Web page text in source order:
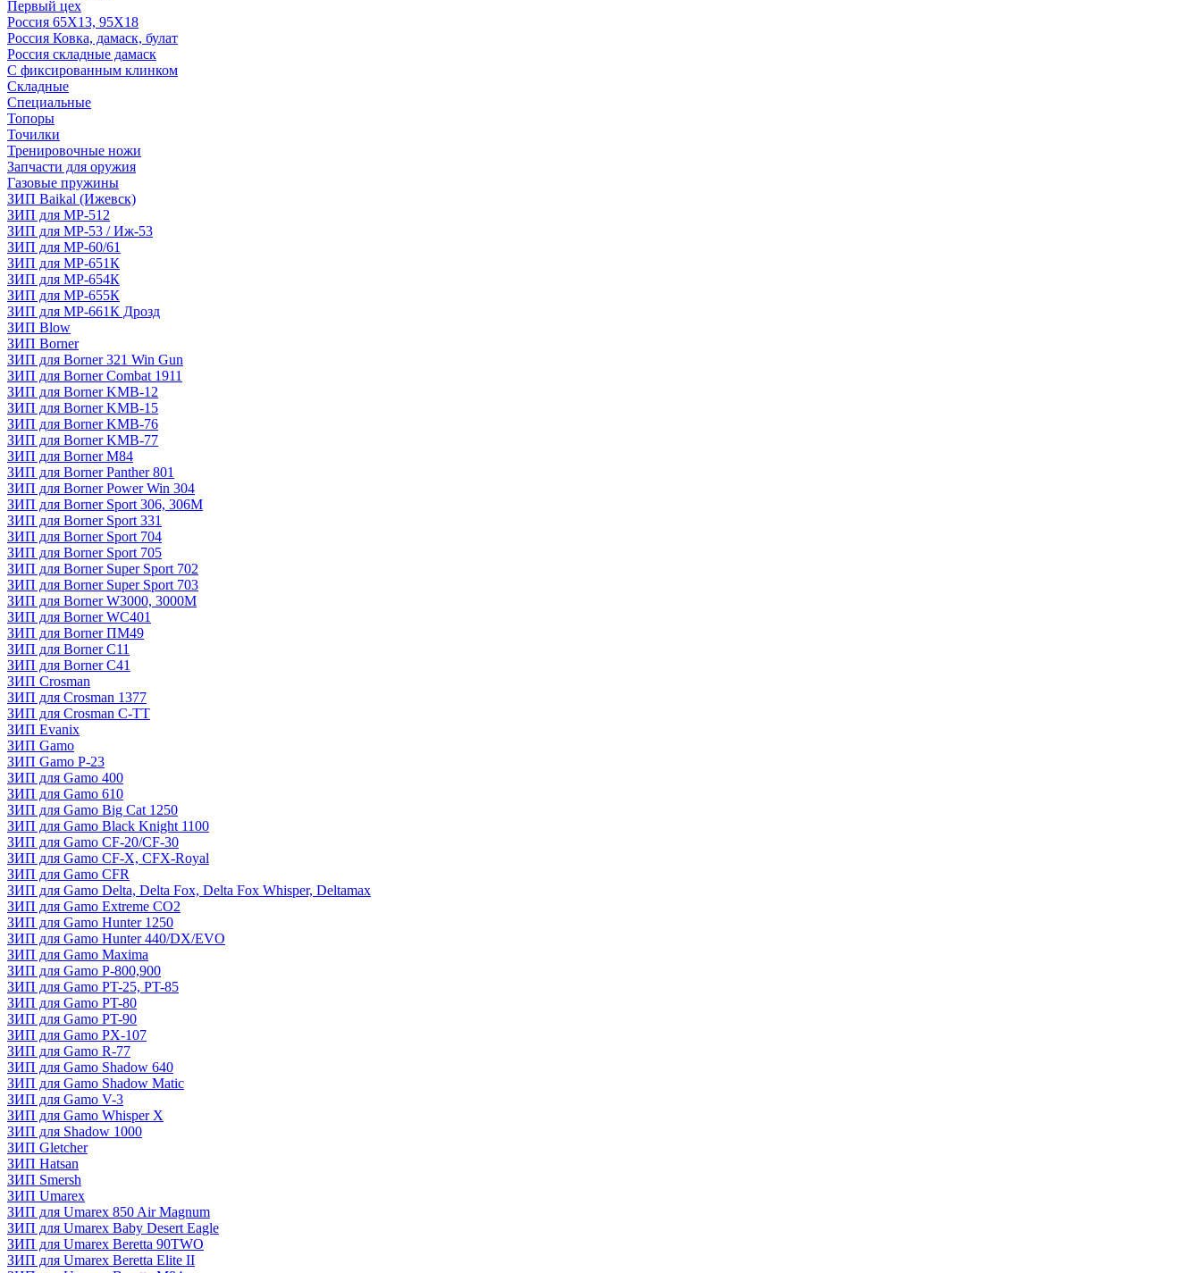
Первый цех
Россия 65Х13, 95Х18
Россия Ковка, дамаск, булат
Россия складные дамаск
С фиксированным клинком
Складные
Специальные
Топоры
Точилки
Тренировочные ножи
Запчасти для оружия
Газовые пружины
ЗИП Baikal (Ижевск)
ЗИП для МР-512
ЗИП для МР-53 / Иж-53
ЗИП для МР-60/61
ЗИП для МР-651К
ЗИП для МР-654К
ЗИП для МР-655К
ЗИП для МР-661К Дрозд
ЗИП Blow
ЗИП Borner
ЗИП для Borner 321 Win Gun
ЗИП для Borner Combat 1911
ЗИП для Borner KMB-12
ЗИП для Borner KMB-15
ЗИП для Borner KMB-76
ЗИП для Borner KMB-77
ЗИП для Borner M84
ЗИП для Borner Panther 801
ЗИП для Borner Power Win 304
ЗИП для Borner Sport 306, 306M
ЗИП для Borner Sport 331
ЗИП для Borner Sport 704
ЗИП для Borner Sport 705
ЗИП для Borner Super Sport 702
ЗИП для Borner Super Sport 703
ЗИП для Borner W3000, 3000М
ЗИП для Borner WC401
ЗИП для Borner ПМ49
ЗИП для Borner С11
ЗИП для Borner С41
ЗИП Crosman
ЗИП для Crosman 1377
ЗИП для Crosman C-TT
ЗИП Evanix
ЗИП Gamo
ЗИП Gamo P-23
ЗИП для Gamo 400
ЗИП для Gamo 610
ЗИП для Gamo Big Cat 1250
ЗИП для Gamo Black Knight 1100
ЗИП для Gamo CF-20/CF-30
ЗИП для Gamo CF-X, CFX-Royal
ЗИП для Gamo CFR
ЗИП для Gamo Delta, Delta Fox, Delta Fox Whisper, Deltamax
ЗИП для Gamo Extreme CO2
ЗИП для Gamo Hunter 1250
ЗИП для Gamo Hunter 440/DX/EVO
ЗИП для Gamo Maxima
ЗИП для Gamo P-800,900
ЗИП для Gamo PT-25, PT-85
ЗИП для Gamo PT-80
ЗИП для Gamo PT-90
ЗИП для Gamo PX-107
ЗИП для Gamo R-77
ЗИП для Gamo Shadow 640
ЗИП для Gamo Shadow Matic
ЗИП для Gamo V-3
ЗИП для Gamo Whisper X
ЗИП для Shadow 1000
ЗИП Gletcher
ЗИП Hatsan
ЗИП Smersh
ЗИП Umarex
ЗИП для Umarex 850 Air Magnum
ЗИП для Umarex Baby Desert Eagle
ЗИП для Umarex Beretta 90TWO
ЗИП для Umarex Beretta Elite II